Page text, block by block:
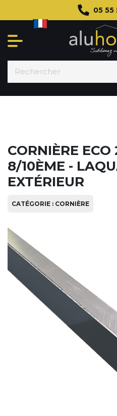
05 55
CORNIÈRE
8/10ÈME -
EXTÉRIEUR
CATÉGORIE : CORNIÈRE